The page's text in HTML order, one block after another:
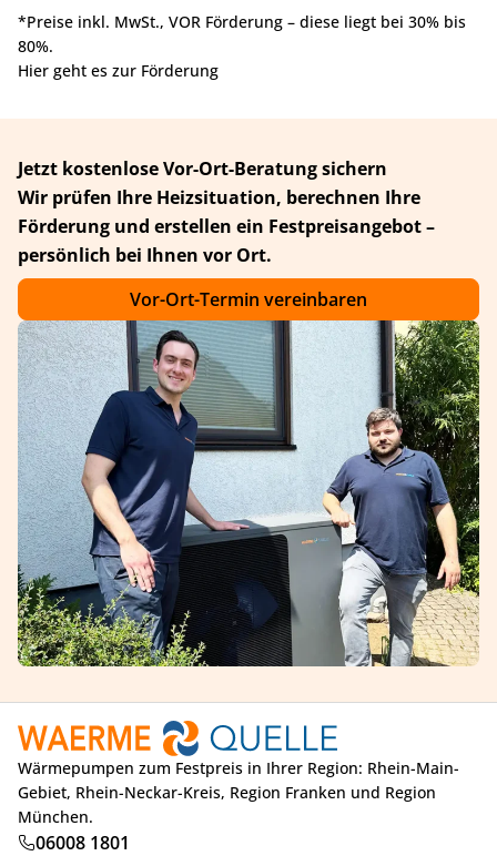
*Preise inkl. MwSt., VOR Förderung – diese liegt bei 30% bis
80%.
Hier geht es zur Förderung
Jetzt kostenlose Vor-Ort-Beratung sichern
Wir prüfen Ihre Heizsituation, berechnen Ihre
Förderung und erstellen ein Festpreisangebot –
persönlich bei Ihnen vor Ort.
Vor-Ort-Termin vereinbaren
Wärmepumpen zum Festpreis in Ihrer Region: Rhein-Main-
Gebiet, Rhein-Neckar-Kreis, Region Franken und Region
München.
06008 1801